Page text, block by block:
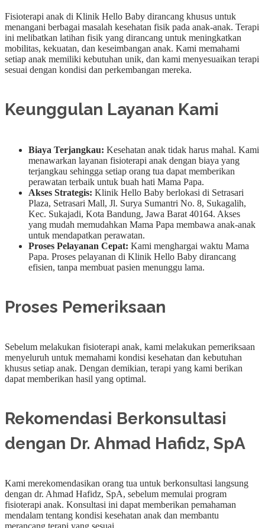
Fisioterapi anak di Klinik Hello Baby dirancang khusus untuk
menangani berbagai masalah kesehatan fisik pada anak-anak. Terapi
ini melibatkan latihan fisik yang dirancang untuk meningkatkan
mobilitas, kekuatan, dan keseimbangan anak. Kami memahami
setiap anak memiliki kebutuhan unik, dan kami menyesuaikan terapi
sesuai dengan kondisi dan perkembangan mereka.
Keunggulan Layanan Kami
Biaya Terjangkau: Kesehatan anak tidak harus mahal. Kami
menawarkan layanan fisioterapi anak dengan biaya yang
terjangkau sehingga setiap orang tua dapat memberikan
perawatan terbaik untuk buah hati Mama Papa.
Akses Strategis: Klinik Hello Baby berlokasi di Setrasari
Plaza, Setrasari Mall, Jl. Surya Sumantri No. 8, Sukagalih,
Kec. Sukajadi, Kota Bandung, Jawa Barat 40164. Akses
yang mudah memudahkan Mama Papa membawa anak-anak
untuk mendapatkan perawatan.
Proses Pelayanan Cepat: Kami menghargai waktu Mama
Papa. Proses pelayanan di Klinik Hello Baby dirancang
efisien, tanpa membuat pasien menunggu lama.
Proses Pemeriksaan
Sebelum melakukan fisioterapi anak, kami melakukan pemeriksaan
menyeluruh untuk memahami kondisi kesehatan dan kebutuhan
khusus setiap anak. Dengan demikian, terapi yang kami berikan
dapat memberikan hasil yang optimal.
Rekomendasi Berkonsultasi
dengan Dr. Ahmad Hafidz, SpA
Kami merekomendasikan orang tua untuk berkonsultasi langsung
dengan dr. Ahmad Hafidz, SpA, sebelum memulai program
fisioterapi anak. Konsultasi ini dapat memberikan pemahaman
mendalam tentang kondisi kesehatan anak dan membantu